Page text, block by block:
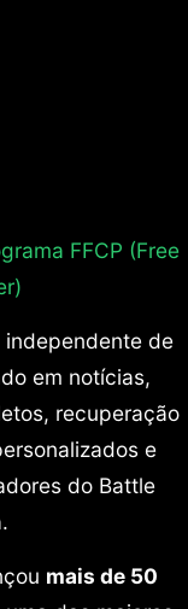
FFCP (Free
de
em notícias,
recuperação
e
do Battle
mais de 50